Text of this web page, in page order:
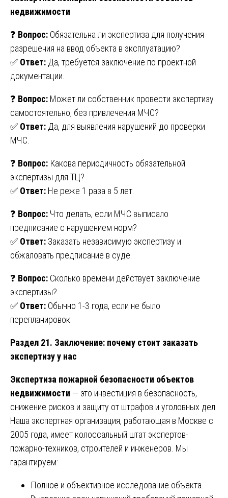
недвижимости
❓ Вопрос: Обязательна ли экспертиза для получения
разрешения на ввод объекта в эксплуатацию?
✅ Ответ: Да, требуется заключение по проектной
документации.
❓ Вопрос: Может ли собственник провести экспертизу
самостоятельно, без привлечения МЧС?
✅ Ответ: Да, для выявления нарушений до проверки
МЧС.
❓ Вопрос: Какова периодичность обязательной
экспертизы для ТЦ?
✅ Ответ: Не реже 1 раза в 5 лет.
❓ Вопрос: Что делать, если МЧС выписало
предписание с нарушением норм?
✅ Ответ: Заказать независимую экспертизу и
обжаловать предписание в суде.
❓ Вопрос: Сколько времени действует заключение
экспертизы?
✅ Ответ: Обычно 1-3 года, если не было
перепланировок.
Раздел 21. Заключение: почему стоит заказать
экспертизу у нас
Экспертиза пожарной безопасности объектов
недвижимости — это инвестиция в безопасность,
снижение рисков и защиту от штрафов и уголовных дел.
Наша экспертная организация, работающая в Москве с
2005 года, имеет колоссальный штат экспертов-
пожарно-техников, строителей и инженеров. Мы
гарантируем:
Полное и объективное исследование объекта.